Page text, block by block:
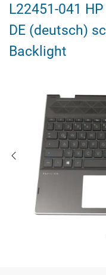
L22451-041
DE (deutsch)
Backlight